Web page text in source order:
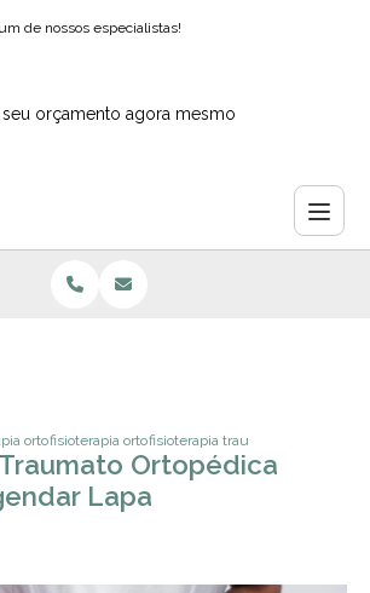
de nossos especialistas!
seu orçamento agora mesmo
ortopedica
fisioterapia ortopedica domiciliarfisioterapia traumato ortopedica
Ortopédica
Lapa